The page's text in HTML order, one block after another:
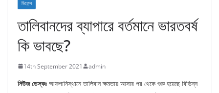
ডিফেন্স
তালিবানদের ব্যাপারে বর্তমানে ভারতবর্ষ
কি ভাবছে?
14th September 2021 admin
নিউজ ডেস্কঃ আফগানিস্থানে তালিবান ক্ষমতায় আসার পর থেকে শুরু হয়েছে বিভিন্ন